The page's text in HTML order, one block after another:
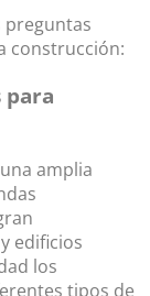
preguntas
construcción:
para
amplia
edificios
los
tipos de